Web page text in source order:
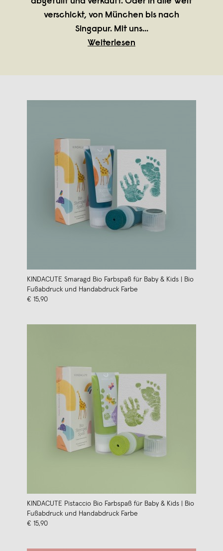
verschickt, von München bis nach
Singapur. Mit uns...
Weiterlesen
KINDACUTE Smaragd Bio Farbspaß für Baby & Kids | Bio
Fußabdruck und Handabdruck Farbe
€ 15,90
KINDACUTE Pistaccio Bio Farbspaß für Baby & Kids | Bio
Fußabdruck und Handabdruck Farbe
€ 15,90